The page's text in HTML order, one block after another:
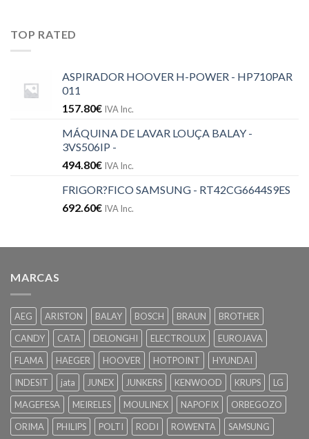
TOP RATED
ASPIRADOR HOOVER H-POWER - HP710PAR
011
157.80€ IVA Inc.
MÁQUINA DE LAVAR LOUÇA BALAY -
3VS506IP -
494.80€ IVA Inc.
FRIGOR?FICO SAMSUNG - RT42CG6644S9ES
692.60€ IVA Inc.
MARCAS
AEG ARISTON BALAY BOSCH BRAUN
BROTHER
CANDY
CATA DELONGHI ELECTROLUX
EUROJAVA
FLAMA
HAEGER HOOVER HOTPOINT
HYUNDAI
INDESIT
jata JUNEX JUNKERS KENWOOD KRUPS
LG
MAGEFESA
MEIRELES MOULINEX NAPOFIX
ORBEGOZO
ORIMA
PHILIPS POLTI RODI ROWENTA SAMSUNG